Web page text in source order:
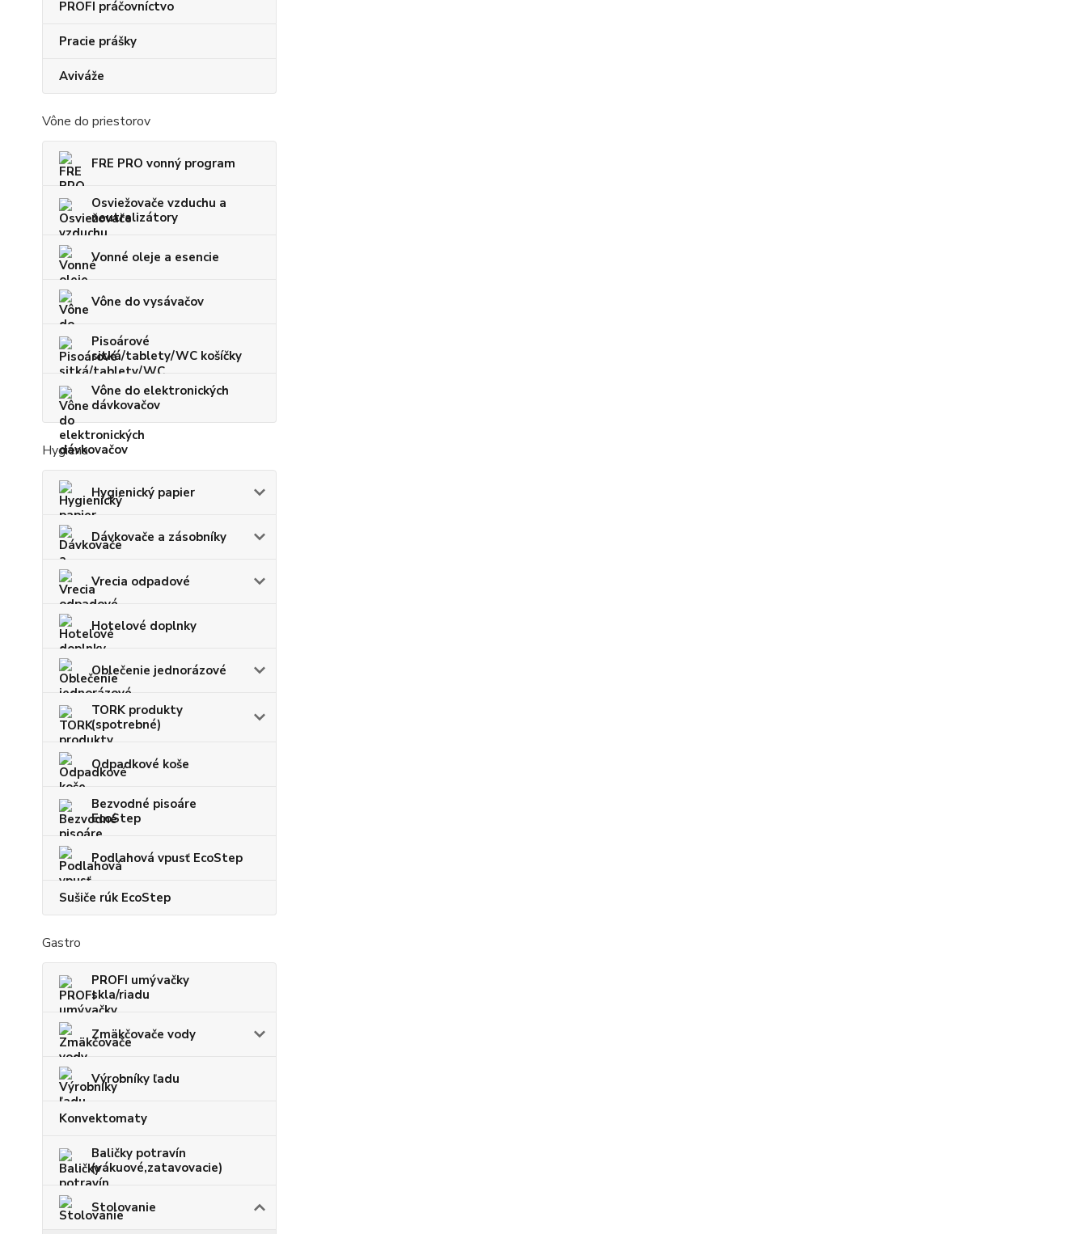
PROFI práčovníctvo
Pracie prášky
Aviváže
Vône do priestorov
FRE PRO vonný program
Osviežovače vzduchu a
neutralizátory
Vonné oleje a esencie
Vône do vysávačov
Pisoárové
sitká/tablety/WC košíčky
Vône do elektronických
dávkovačov
Hygiena
Hygienický papier
Dávkovače a zásobníky
Vrecia odpadové
Hotelové doplnky
Oblečenie jednorázové
TORK produkty
(spotrebné)
Odpadkové koše
Bezvodné pisoáre
EcoStep
Podlahová vpusť EcoStep
Sušiče rúk EcoStep
Gastro
PROFI umývačky
skla/riadu
Zmäkčovače vody
Výrobníky ľadu
Konvektomaty
Baličky potravín
(vákuové,zatavovacie)
Stolovanie